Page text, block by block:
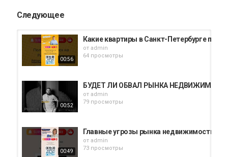
Следующее
00:56
Какие квартиры в Санкт-Петербурге
от admin
64 просмотры
00:52
БУДЕТ ЛИ ОБВАЛ РЫНКА НЕДВИЖИМОСТИ
от admin
79 просмотры
00:49
Главные угрозы рынка недвижимости
от admin
73 просмотры